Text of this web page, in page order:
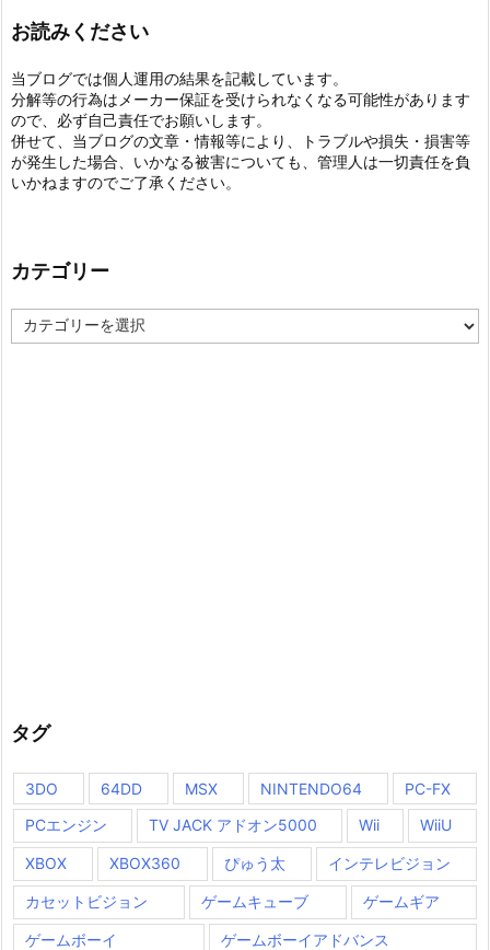
お読みください
当ブログでは個人運用の結果を記載しています。
分解等の行為はメーカー保証を受けられなくなる可能性があります
ので、必ず自己責任でお願いします。
併せて、当ブログの文章・情報等により、トラブルや損失・損害等
が発生した場合、いかなる被害についても、管理人は一切責任を負
いかねますのでご了承ください。
カテゴリー
テ
タグ
3DO 64DD MSX NINTENDO64
PC-FX
PCエンジン
TV JACK アドオン5000 Wii WiiU
XBOX XBOX360 ぴゅう太 インテレビジョン
カセットビジョン ゲームキューブ ゲームギア
ゲームボーイ ゲームボーイアドバンス